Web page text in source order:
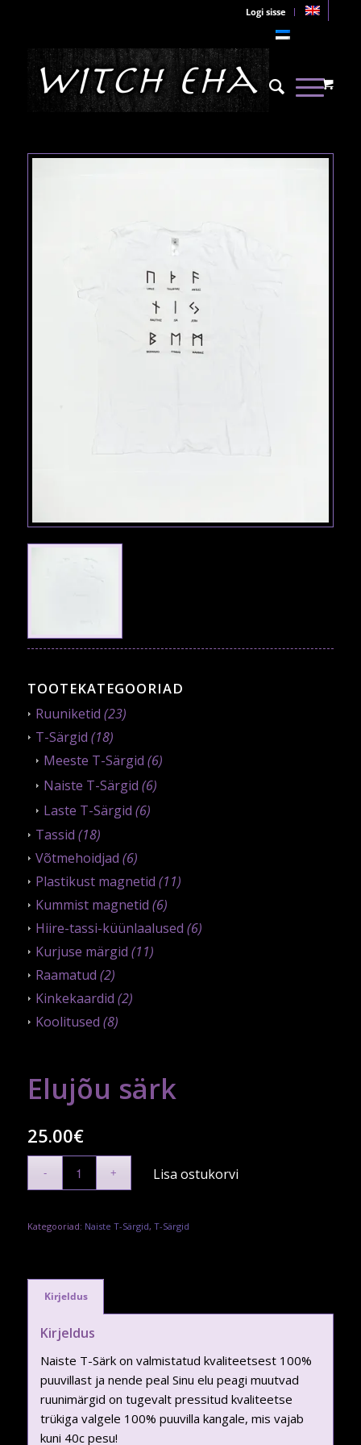
Logi sisse
TOOTEKATEGOORIAD
Ruuniketid (23)
T-Särgid (18)
Meeste T-Särgid (6)
Naiste T-Särgid (6)
Laste T-Särgid (6)
Tassid (18)
Võtmehoidjad (6)
Plastikust magnetid (11)
Kummist magnetid (6)
Hiire-tassi-küünlaalused (6)
Kurjuse märgid (11)
Raamatud (2)
Kinkekaardid (2)
Koolitused (8)
Elujõu särk
25.00€
Lisa ostukorvi
Kategooriad: Naiste T-Särgid, T-Särgid
Kirjeldus
Kirjeldus
Naiste T-Särk on valmistatud kvaliteetsest 100%
puuvillast ja nende peal Sinu elu peagi muutvad
ruunimärgid on tugevalt pressitud kvaliteetse
trükiga valgele 100% puuvilla kangale, mis vajab
kuni 40c pesu!